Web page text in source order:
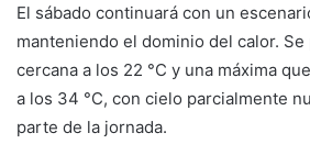
El sábado continuará con un
manteniendo el dominio del calor.
cercana a los 22 °C y una máxima
a los 34 °C, con cielo parcialmente
parte de la jornada.